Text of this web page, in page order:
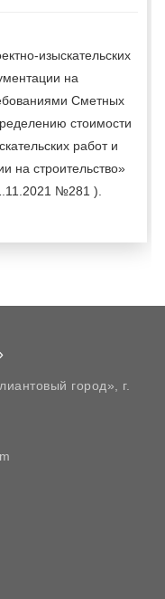
изыскательских
на
Сметных
стоимости
работ и
на строительство»
№281 ).
город»,
г.